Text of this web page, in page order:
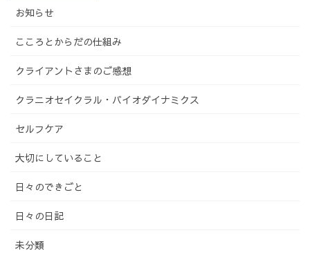
お知らせ
こころとからだの仕組み
クライアントさまのご感想
クラニオセイクラル・バイオダイナミクス
セルフケア
大切にしていること
日々のできごと
日々の日記
未分類